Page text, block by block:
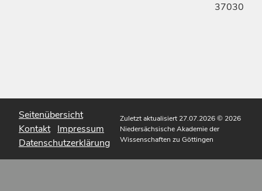
37030
Seitenübersicht
Kontakt Impressum
Datenschutzerklärung
Zuletzt aktualisiert 27.07.2026© 2026
Niedersächsische Akademie der
Wissenschaften zu Göttingen